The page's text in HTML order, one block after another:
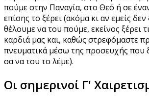
πούμε στην Παναγία, στο Θεό ή σε
επίσης το ξέρει (ακόμα κι αν εμείς
θέλουμε να του πούμε, εκείνος ξέρει
καρδιά μας και, καθώς στρεφόμαστε
πνευματικά μέσω της προσευχής που
σα να του το λέμε).
Οι σημερινοί Γ'